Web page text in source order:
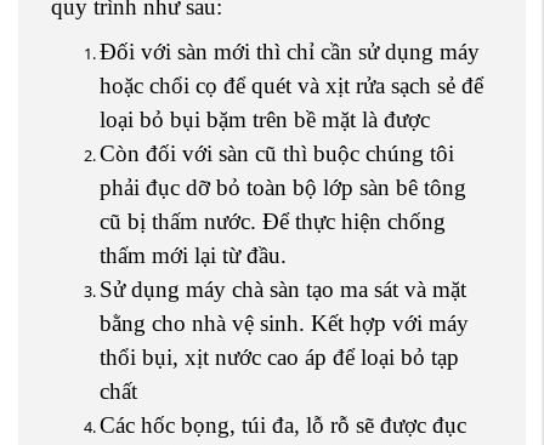
quy trình như sau:
Đối với sàn mới thì chỉ cần sử dụng máy
hoặc chổi cọ để quét và xịt rửa sạch sẻ để
loại bỏ bụi bặm trên bề mặt là được
Còn đối với sàn cũ thì buộc chúng tôi
phải đục dỡ bỏ toàn bộ lớp sàn bê tông
cũ bị thấm nước. Để thực hiện chống
thấm mới lại từ đầu.
Sử dụng máy chà sàn tạo ma sát và mặt
bằng cho nhà vệ sinh. Kết hợp với máy
thổi bụi, xịt nước cao áp để loại bỏ tạp
chất
Các hốc bọng, túi đa, lỗ rỗ sẽ được đục